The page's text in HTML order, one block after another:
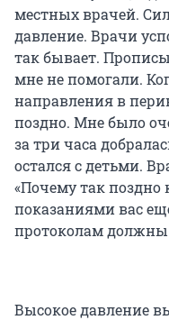
местных врачей.
давление. Врачи
так бывает.
мне не помогали.
направления в
поздно. Мне было
за три часа
остался с детьми.
«Почему так
показаниями вас
протоколам
Высокое давление